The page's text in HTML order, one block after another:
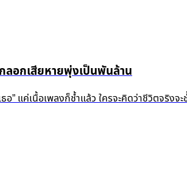
อกเสียหายพุ่งเป็นพันล้าน
อ” แค่เนื้อเพลงก็ช้ำแล้ว ใครจะคิดว่าชีวิตจ